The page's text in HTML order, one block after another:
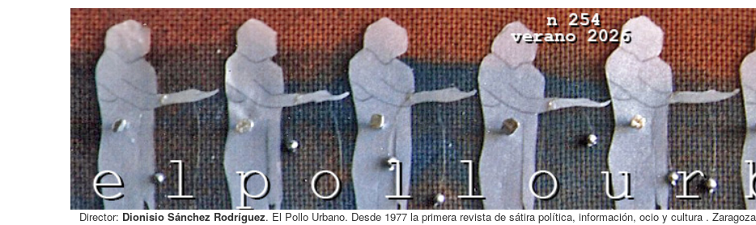
Director: Dionisio Sánchez Rodríguez. El Pollo Urbano. Desde 1977 la primera revista de sátira política, información, ocio y cultura .